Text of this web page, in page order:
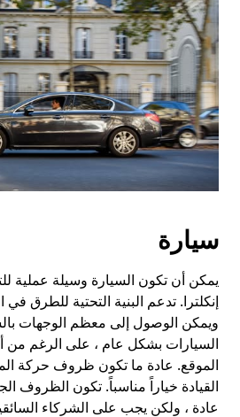
سيارة
يمكن أن تكون السيارة وسيلة عملية
إنكلترا. تدعم البنية التحتية للطرق في
ويمكن الوصول إلى معظم الوجهات
السيارات بشكل عام ، على الرغم من
الموقع. عادة ما تكون ظروف حركة
القيادة خياراً مناسباً. تكون الظروف
عادة ، ولكن يجب على الشركاء